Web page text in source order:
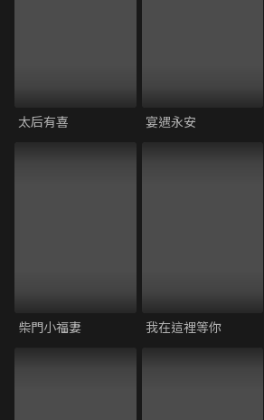
太后有喜 宴遇永安
柴門小福妻 我在這裡等你